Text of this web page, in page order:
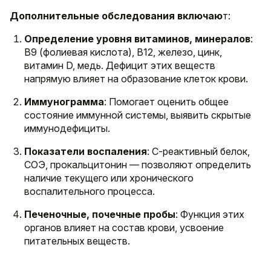
Дополнительные обследования включают:
Определение уровня витаминов, минералов:
В9 (фолиевая кислота), В12, железо, цинк,
витамин D, медь. Дефицит этих веществ
напрямую влияет на образование клеток крови.
Иммунограмма: Помогает оценить общее
состояние иммунной системы, выявить скрытые
иммунодефициты.
Показатели воспаления: С-реактивный белок,
СОЭ, прокальцитонин — позволяют определить
наличие текущего или хронического
воспалительного процесса.
Печеночные, почечные пробы: Функция этих
органов влияет на состав крови, усвоение
питательных веществ.